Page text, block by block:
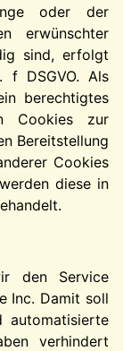
oder der
erwünschter
sind, erfolgt
DSGVO. Als
berechtigtes
Cookies zur
Bereitstellung
Cookies
diese in
den Service
Inc. Damit soll
automatisierte
verhindert